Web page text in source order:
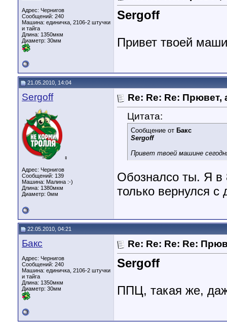
Адрес: Чернигов
Сообщений: 240
Машина: единичка, 2106-2 штучки
и тайга
Длина: 1350мкм
Диаметр: 30мм
Sergoff
Привет твоей
21.05.2010, 14:04
Sergoff
♀
Адрес: Чернигов
Сообщений: 139
Машина: Малина :-)
Длина: 1380мкм
Диаметр: 0мм
Re: Re: Re: Прювет,
Цитата:
Сообщение от Бакс
Sergoff
Привет твоей машине
Обозналсо ты. Я в
только вернулся с
22.05.2010, 04:21
Бакс
Адрес: Чернигов
Сообщений: 240
Машина: единичка, 2106-2 штучки
и тайга
Длина: 1350мкм
Диаметр: 30мм
Re: Re: Re: Re:
Sergoff
ППЦ, такая же,